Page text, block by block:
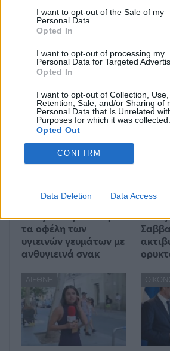
I want to opt-out of the Sale of my
Personal Data.
Opted In
I want to opt-out of processing my
Personal Data for Targeted
Opted In
I want to opt-out of Collection, Use,
Retention, Sale, and/or Sharing of
Personal Data that Is Unrelated
Purposes for which it was collected.
Opted Out
CONFIRM
Data Deletion Data Access
Ηλεία: Τον
κατασπάραξαν τσακάλια
την ώρα που πήγαινε
στην τουαλέτα
Μπορεί επίσης να σε
ΔΙΕΘΝΉ
Ένας στους 4 αναιρεί
τα οφέλη των
υγιεινών γευμάτων με
ανθυγιεινά σνακ
ΔΙΕΘΝΉ